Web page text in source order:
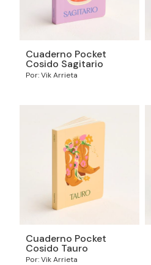
Cuaderno Pocket
Cosido Sagitario
Por: Vik Arrieta
Cuaderno Pocket
Cosido Tauro
Por: Vik Arrieta